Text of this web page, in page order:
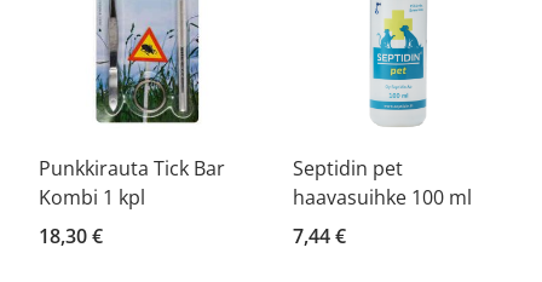
Punkkirauta Tick Bar
Kombi 1 kpl
18,30 €
Septidin pet
haavasuihke 100 ml
7,44 €